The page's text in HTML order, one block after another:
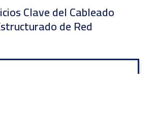
Clave del Cableado
de Red